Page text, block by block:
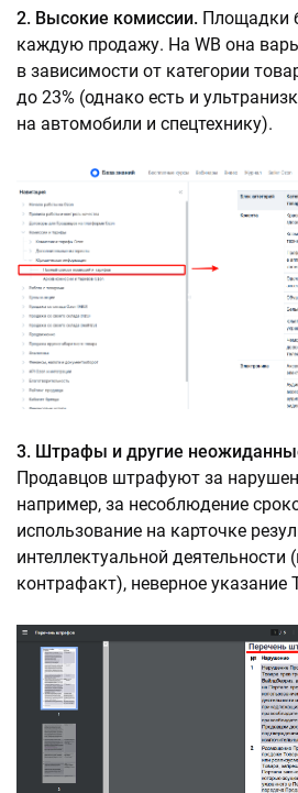
2. Высокие комиссии. Площадки
каждую продажу. На WB она
в зависимости от категории
до 23% (однако есть и
на автомобили и спецтехнику).
3. Штрафы и другие
Продавцов штрафуют за
например, за несоблюдение
использование на карточке
интеллектуальной деятельности
контрафакт), неверное